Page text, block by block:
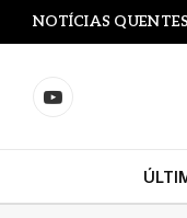
NOTÍCIAS QUENTES
YouTube